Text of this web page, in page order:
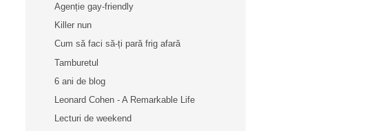
Agenție gay-friendly
Killer nun
Cum să faci să-ți pară frig afară
Tamburetul
6 ani de blog
Leonard Cohen - A Remarkable Life
Lecturi de weekend